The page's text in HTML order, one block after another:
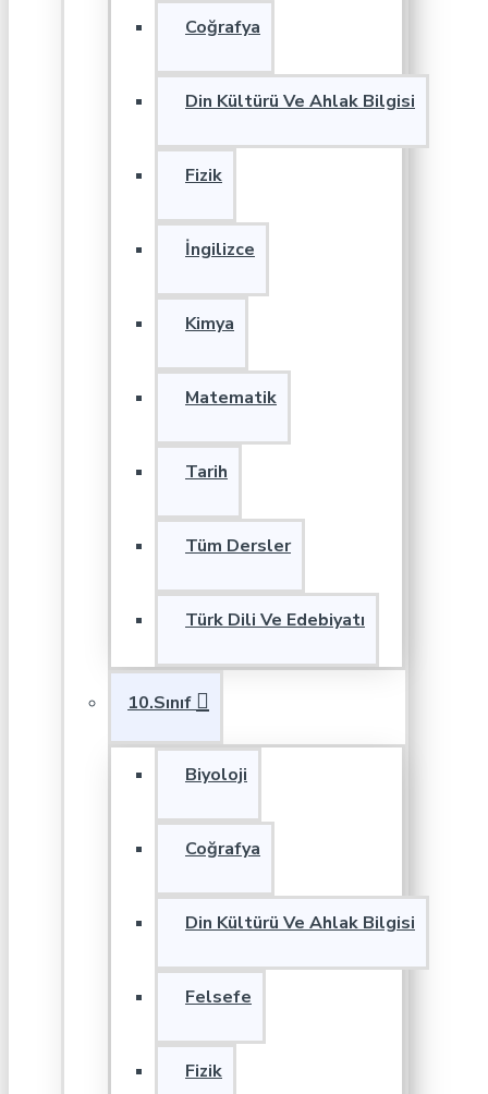
Coğrafya
Din Kültürü Ve Ahlak Bilgisi
Fizik
İngilizce
Kimya
Matematik
Tarih
Tüm Dersler
Türk Dili Ve Edebiyatı
10.Sınıf
Biyoloji
Coğrafya
Din Kültürü Ve Ahlak Bilgisi
Felsefe
Fizik